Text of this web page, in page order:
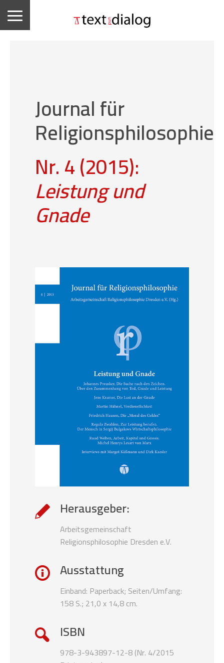
Journal für
Religionsphilosophie
Nr. 4 (2015):
Leistung und
Gnade
Herausgeber:
Arbeitsgemeinschaft
Religionsphilosophie Dresden e.V.
Ausstattung
Einband: Paperback; Seiten/Umfang:
158 S.; 21,0 x 14,8 cm.
ISBN
978-3-943897-12-8 (Nr. 4/2015